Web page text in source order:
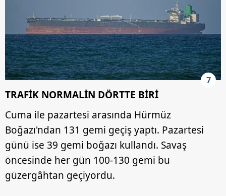
7
TRAFİK NORMALİN DÖRTTE BİRİ
Cuma ile pazartesi arasında Hürmüz
Boğazı'ndan 131 gemi geçiş yaptı. Pazartesi
günü ise 39 gemi boğazı kullandı. Savaş
öncesinde her gün 100-130 gemi bu
güzergâhtan geçiyordu.